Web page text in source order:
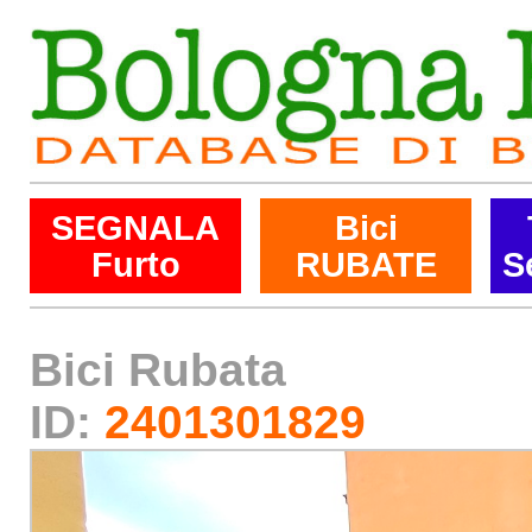
SEGNALA
Furto
Bici
RUBATE
Bici Rubata
ID: 2401301829